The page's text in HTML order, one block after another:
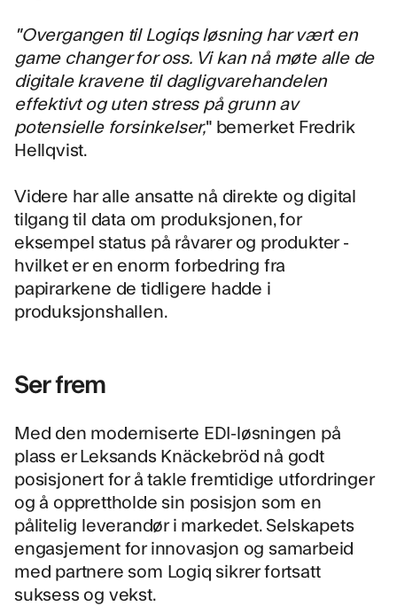
"Overgangen til Logiqs løsning har vært en
game changer for oss. Vi kan nå møte alle de
digitale kravene til dagligvarehandelen
effektivt og uten stress på grunn av
potensielle forsinkelser," bemerket Fredrik
Hellqvist.
Videre har alle ansatte nå direkte og digital
tilgang til data om produksjonen, for
eksempel status på råvarer og produkter -
hvilket er en enorm forbedring fra
papirarkene de tidligere hadde i
produksjonshallen.
Ser frem
Med den moderniserte EDI-løsningen på
plass er Leksands Knäckebröd nå godt
posisjonert for å takle fremtidige utfordringer
og å opprettholde sin posisjon som en
pålitelig leverandør i markedet. Selskapets
engasjement for innovasjon og samarbeid
med partnere som Logiq sikrer fortsatt
suksess og vekst.